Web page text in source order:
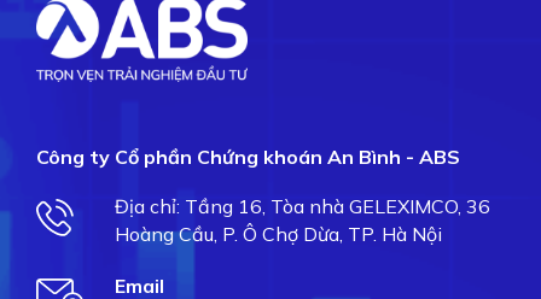
Công ty Cổ phần Chứng khoán An Bình - ABS
Địa chỉ: Tầng 16, Tòa nhà GELEXIMCO, 36
Hoàng Cầu, P. Ô Chợ Dừa, TP. Hà Nội
Email